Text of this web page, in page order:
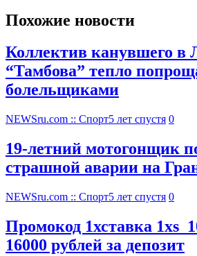
Похожие новости
Коллектив канувшего в
“Тамбова” тепло
болельщиками
NEWSru.com :: Спорт5 лет спустя 0
19-летний мотогонщик
страшной аварии на
NEWSru.com :: Спорт5 лет спустя 0
Промокод 1хставка
16000 рублей за депозит